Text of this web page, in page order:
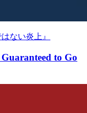
ない炎上』
to Go